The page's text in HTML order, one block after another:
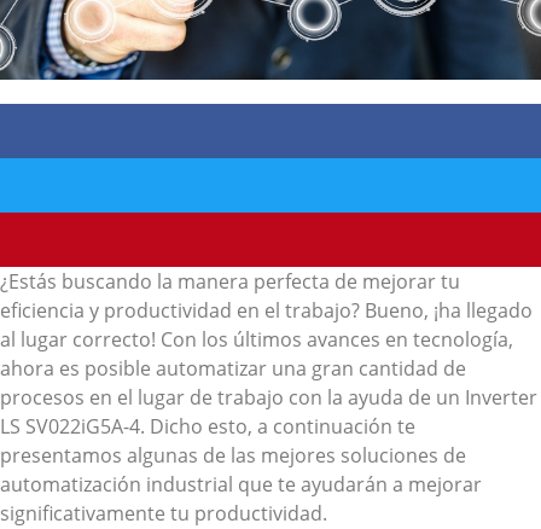
¿Estás buscando la manera perfecta de mejorar tu
eficiencia y productividad en el trabajo? Bueno, ¡ha llegado
al lugar correcto! Con los últimos avances en tecnología,
ahora es posible automatizar una gran cantidad de
procesos en el lugar de trabajo con la ayuda de un Inverter
LS SV022iG5A-4. Dicho esto, a continuación te
presentamos algunas de las mejores soluciones de
automatización industrial que te ayudarán a mejorar
significativamente tu productividad.